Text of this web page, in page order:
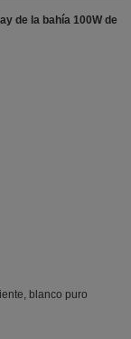
de la bahía 100W de
blanco puro